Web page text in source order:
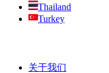
Thailand
Turkey
关于我们